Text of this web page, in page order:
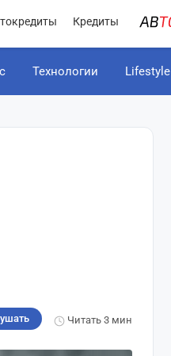
Кредиты
Технологии Lifestyle
Читать3 мин